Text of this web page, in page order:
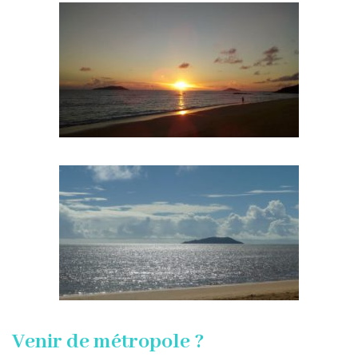
Venir de métropole ?